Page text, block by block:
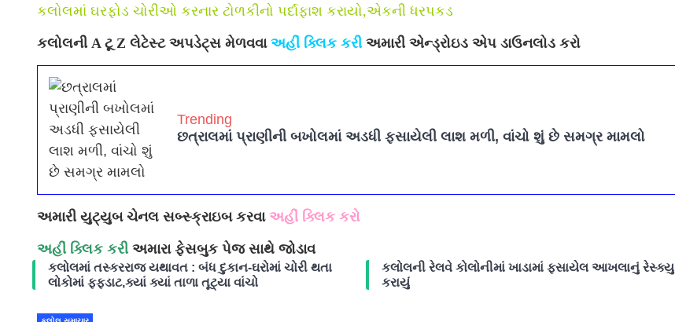
કલોલમાં ઘરફોડ ચોરીઓ કરનાર ટોળકીનો પર્દાફાશ કરાયો,એકની ધરપકડ
કલોલની A ટૂ Z લેટેસ્ટ અપડેટ્સ મેળવવા અહીં ક્લિક કરી અમારી એન્ડ્રોઇડ એપ ડાઉનલોડ કરો
Trending
છત્રાલમાં પ્રાણીની બખોલમાં અડધી ફસાયેલી લાશ મળી, વાંચો શું છે સમગ્ર મામલો
અમારી યુટ્યુબ ચેનલ સબ્સ્ક્રાઇબ કરવા અહીં ક્લિક કરો
અહીં ક્લિક કરી અમારા ફેસબુક પેજ સાથે જોડાવ
કલોલમાં તસ્કરરાજ યથાવત : બંધ દુકાન-ઘરોમાં ચોરી થતા
લોકોમાં ફફડાટ,ક્યાં ક્યાં તાળા તૂટ્યા વાંચો
કલોલની રેલવે કોલોનીમાં ખાડામાં ફસાયેલ આખલાનું રેસ્ક્યુ
કરાયું